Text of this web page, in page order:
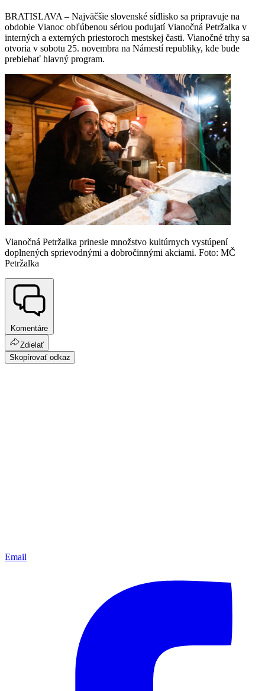
BRATISLAVA – Najväčšie slovenské sídlisko sa pripravuje na
obdobie Vianoc obľúbenou sériou podujatí Vianočná Petržalka v
interných a externých priestoroch mestskej časti. Vianočné trhy sa
otvoria v sobotu 25. novembra na Námestí republiky, kde bude
prebiehať hlavný program.
Vianočná Petržalka prinesie množstvo kultúrnych vystúpení
doplnených sprievodnými a dobročinnými akciami. Foto: MČ
Petržalka
Komentáre
Zdielať
Skopírovať odkaz
Email